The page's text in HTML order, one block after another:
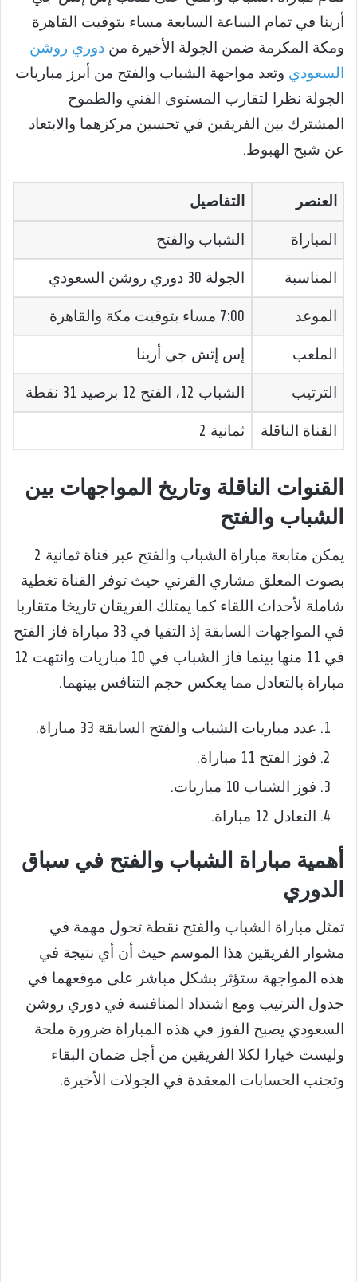
أرينا في تمام الساعة السابعة مساء بتوقيت القاهرة
ومكة المكرمة ضمن الجولة الأخيرة من دوري روشن
السعودي وتعد مواجهة الشباب والفتح من أبرز مباريات
الجولة نظرا لتقارب المستوى الفني والطموح
المشترك بين الفريقين في تحسين مركزهما والابتعاد
عن شبح الهبوط.
العنصر التفاصيل
المباراة الشباب والفتح
المناسبة الجولة 30 دوري روشن السعودي
الموعد 7:00 مساء بتوقيت مكة والقاهرة
الملعب إس إتش جي أرينا
الترتيب الشباب 12، الفتح 12 برصيد 31 نقطة
القناة الناقلة ثمانية 2
القنوات الناقلة وتاريخ المواجهات بين
الشباب والفتح
يمكن متابعة مباراة الشباب والفتح عبر قناة ثمانية 2
بصوت المعلق مشاري القرني حيث توفر القناة تغطية
شاملة لأحداث اللقاء كما يمتلك الفريقان تاريخا متقاربا
في المواجهات السابقة إذ التقيا في 33 مباراة فاز الفتح
في 11 منها بينما فاز الشباب في 10 مباريات وانتهت 12
مباراة بالتعادل مما يعكس حجم التنافس بينهما.
عدد مباريات الشباب والفتح السابقة 33 مباراة.
فوز الفتح 11 مباراة.
فوز الشباب 10 مباريات.
التعادل 12 مباراة.
أهمية مباراة الشباب والفتح في سباق
الدوري
تمثل مباراة الشباب والفتح نقطة تحول مهمة في
مشوار الفريقين هذا الموسم حيث أن أي نتيجة في
هذه المواجهة ستؤثر بشكل مباشر على موقعهما في
جدول الترتيب ومع اشتداد المنافسة في دوري روشن
السعودي يصبح الفوز في هذه المباراة ضرورة ملحة
وليست خيارا لكلا الفريقين من أجل ضمان البقاء
وتجنب الحسابات المعقدة في الجولات الأخيرة.